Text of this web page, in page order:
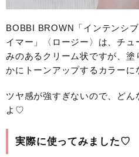
BOBBI BROWN「インテンシ
イマー」〈ロージー〉は、チ
みのあるクリーム状ですが、
かにトーンアップするカラーに
ツヤ感が強すぎないので、ど
よ♡
実際に使ってみました♡